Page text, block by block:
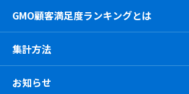
GMO顧客満足度ランキングとは
集計方法
お知らせ